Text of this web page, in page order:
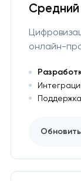
Средний
онлайн-